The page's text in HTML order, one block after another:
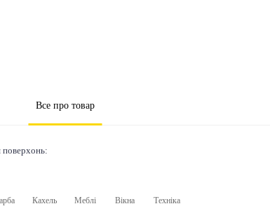
Все про товар
поверхонь:
Кахель Меблі Вікна Техніка